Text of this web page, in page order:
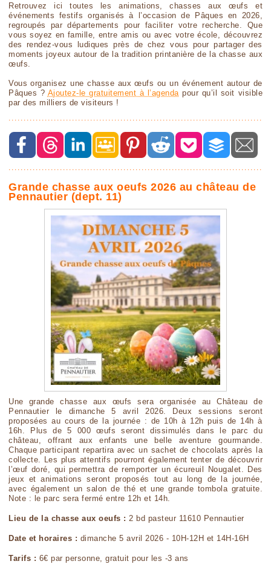
Retrouvez ici toutes les animations, chasses aux œufs et
événements festifs organisés à l’occasion de Pâques en 2026,
regroupés par départements pour faciliter votre recherche. Que
vous soyez en famille, entre amis ou avec votre école, découvrez
des rendez-vous ludiques près de chez vous pour partager des
moments joyeux autour de la tradition printanière de la chasse aux
œufs.
Vous organisez une chasse aux œufs ou un événement autour de
Pâques ? Ajoutez-le gratuitement à l’agenda pour qu’il soit visible
par des milliers de visiteurs !
Grande chasse aux oeufs 2026 au château de
Pennautier (dept. 11)
Une grande chasse aux œufs sera organisée au Château de
Pennautier le dimanche 5 avril 2026. Deux sessions seront
proposées au cours de la journée : de 10h à 12h puis de 14h à
16h. Plus de 5 000 œufs seront dissimulés dans le parc du
château, offrant aux enfants une belle aventure gourmande.
Chaque participant repartira avec un sachet de chocolats après la
collecte. Les plus attentifs pourront également tenter de découvrir
l’œuf doré, qui permettra de remporter un écureuil Nougalet. Des
jeux et animations seront proposés tout au long de la journée,
avec également un salon de thé et une grande tombola gratuite.
Note : le parc sera fermé entre 12h et 14h.
Lieu de la chasse aux oeufs : 2 bd pasteur 11610 Pennautier
Date et horaires : dimanche 5 avril 2026 - 10H-12H et 14H-16H
Tarifs : 6€ par personne, gratuit pour les -3 ans